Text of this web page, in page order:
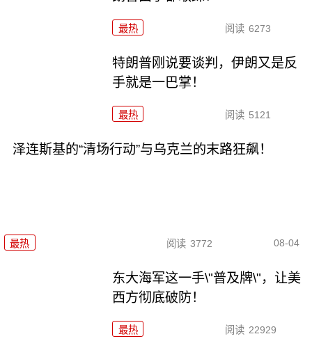
最热 阅读 6273
特朗普刚说要谈判，伊朗又是反
手就是一巴掌！
最热 阅读 5121
泽连斯基的“清场行动”与乌克兰的末路狂飙！
最热 阅读 3772 08-04
东大海军这一手\"普及牌\"，让美
西方彻底破防！
最热 阅读 22929